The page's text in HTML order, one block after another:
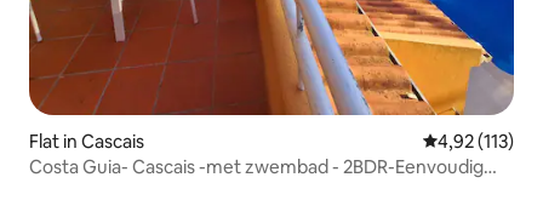
Flat in Cascais Gemiddelde
4,92 (113)
Costa Guia- Cascais -met zwembad - 2BDR-Eenvoudig